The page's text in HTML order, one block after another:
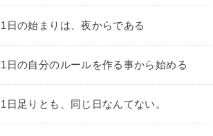
1日の始まりは、夜からである
1日の自分のルールを作る事から始める
1日足りとも、同じ日なんてない。